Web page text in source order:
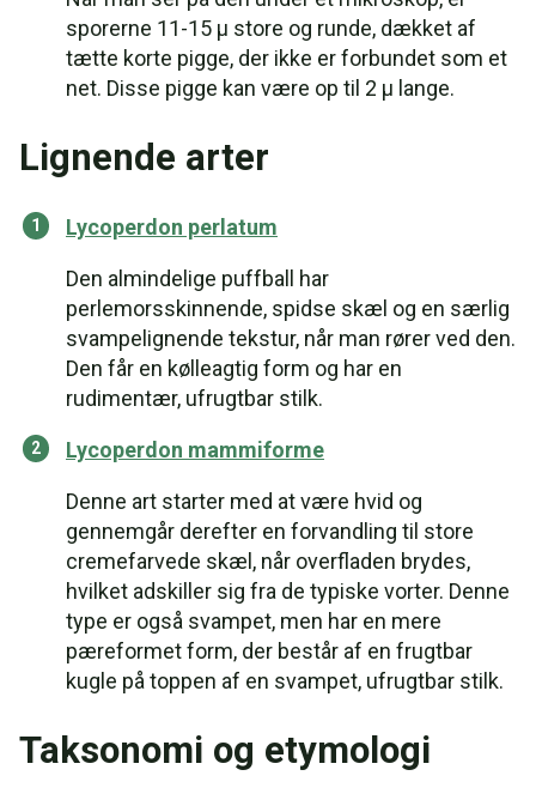
sporerne 11-15 µ store og runde, dækket af
tætte korte pigge, der ikke er forbundet som et
net. Disse pigge kan være op til 2 µ lange.
Lignende arter
Lycoperdon perlatum
Den almindelige puffball har
perlemorsskinnende, spidse skæl og en særlig
svampelignende tekstur, når man rører ved den.
Den får en kølleagtig form og har en
rudimentær, ufrugtbar stilk.
Lycoperdon mammiforme
Denne art starter med at være hvid og
gennemgår derefter en forvandling til store
cremefarvede skæl, når overfladen brydes,
hvilket adskiller sig fra de typiske vorter. Denne
type er også svampet, men har en mere
pæreformet form, der består af en frugtbar
kugle på toppen af en svampet, ufrugtbar stilk.
Taksonomi og etymologi